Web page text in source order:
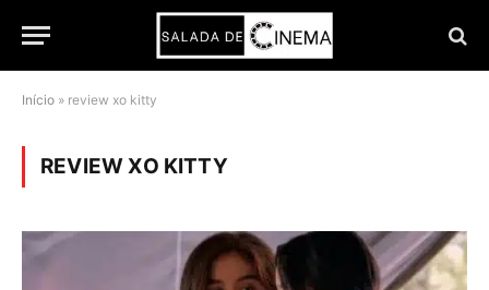
Início » review xo kitty
REVIEW XO KITTY